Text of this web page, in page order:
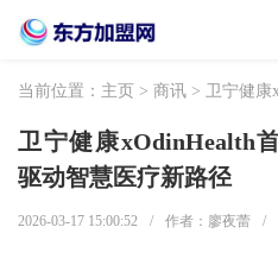
当前位置： 主页 > 商讯 > 卫宁健康
卫宁健康xOdinHealth
驱动智慧医疗新路径
2026-03-17 15:00:52 / 作者：廖夜蕾 /